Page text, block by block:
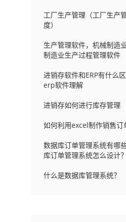
工厂生产管理（工厂生产
度）
生产管理软件，机械制造
制造业生产过程管理软件
进销存软件和ERP有什么
erp软件理解
进销存如何进行库存管理
如何利用excel制作销售订
数据库订单管理系统有哪
库订单管理系统怎么设计？
什么是数据库管理系统？